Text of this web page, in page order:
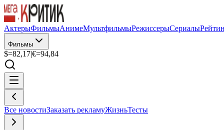
АктерыФильмыАнимеМультфильмыРежиссерыСериалы
Фильмы
$=82,17|€=94,84
Все новостиЗаказать рекламуЖизньТесты